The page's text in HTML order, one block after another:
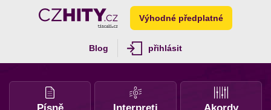
Výhodné předplatné
Blog přihlásit